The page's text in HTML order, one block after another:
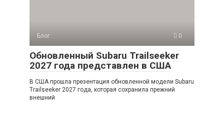
Блог 0
Обновленный Subaru Trailseeker
2027 года представлен в США
В США прошла презентация обновленной модели Subaru
Trailseeker 2027 года, которая сохранила прежний
внешний